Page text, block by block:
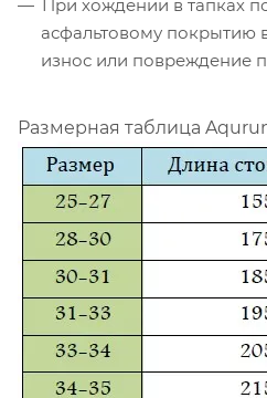
При хождении в тапках
асфальтовому покрытию
износ или повреждение
Размерная таблица